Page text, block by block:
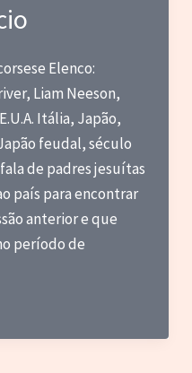
Elenco:
Liam Neeson,
Itália, Japão,
feudal, século
de padres jesuítas
país para encontrar
anterior e que
período de